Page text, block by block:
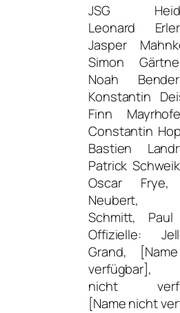
JSG
Leonard
Jasper
Simon
Noah
Konstantin
Finn
Constantin
Bastien
Patrick
Oscar Frye,
Neubert,
Schmitt, Paul
Offizielle:
Grand,
verfügbar],
nicht
[Name nicht